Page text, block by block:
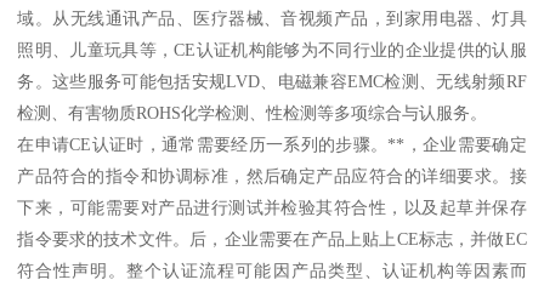
域。从无线通讯产品、医疗器械、音视频产品，到家用电器、灯具
照明、儿童玩具等，CE认证机构能够为不同行业的企业提供的认服
务。这些服务可能包括安规LVD、电磁兼容EMC检测、无线射频RF
检测、有害物质ROHS化学检测、性检测等多项综合与认服务。
在申请CE认证时，通常需要经历一系列的步骤。**，企业需要确定
产品符合的指令和协调标准，然后确定产品应符合的详细要求。接
下来，可能需要对产品进行测试并检验其符合性，以及起草并保存
指令要求的技术文件。后，企业需要在产品上贴上CE标志，并做EC
符合性声明。整个认证流程可能因产品类型、认证机构等因素而